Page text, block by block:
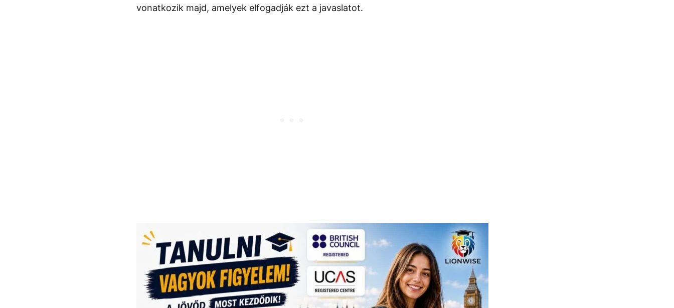
vonatkozik majd, amelyek elfogadják ezt a javaslatot.